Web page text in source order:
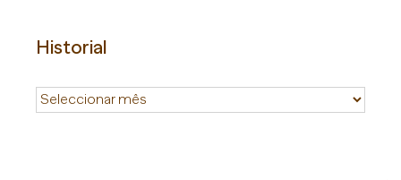
Historial
Historial